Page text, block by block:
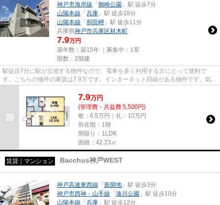
神戸市海岸線 「 御崎公園 」駅 徒歩7分
山陽本線 「 兵庫 」駅 徒歩18分
山陽本線 「 和田岬 」駅 徒歩11分
兵庫県神戸市兵庫区材木町
7.9万円
築年数：築15年 ｜募集中： 1室
階数：2階建
駅徒歩7分に駅が立地する物件なので、電車を多く利用する方にとって便利で
す。こちらの物件の家賃は7.9万です。インターネット回線がある物件です。気に
7.9万円
(管理費・共益費 5,500円)
敷：6.5万円｜礼：10万円
所在階：1階
間取り：1LDK
面積：42.23㎡
賃貸｜マンション Bacchus神戸WEST
神戸高速東西線 「 新開地 」駅 徒歩3分
神戸市西神・山手線 「 湊川公園 」駅 徒歩10分
山陽本線 「 兵庫 」駅 徒歩12分